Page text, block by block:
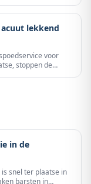
lekkend
voor
stoppen de
in de
snel ter plaatse in
barsten in